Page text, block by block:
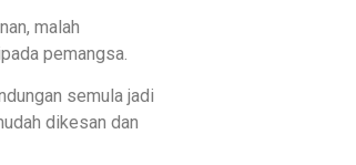
malah
pemangsa.
semula jadi
dikesan dan